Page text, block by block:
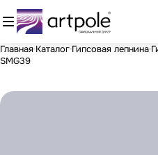
Главная Каталог Гипсовая лепнина
SMG39